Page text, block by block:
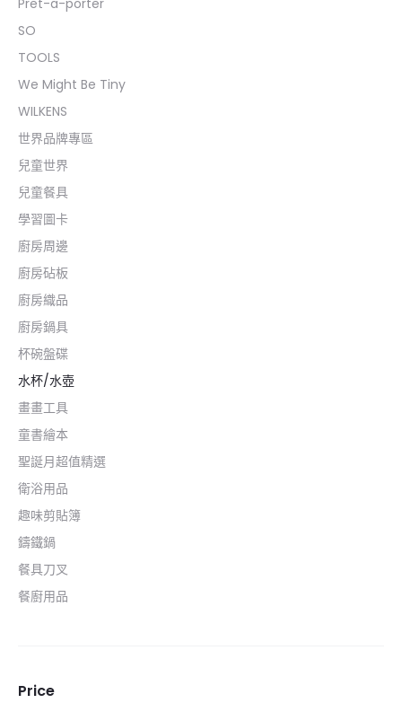
Pret-a-porter
SO
TOOLS
We Might Be Tiny
WILKENS
世界品牌專區
兒童世界
兒童餐具
學習圖卡
廚房周邊
廚房砧板
廚房織品
廚房鍋具
杯碗盤碟
水杯/水壺
畫畫工具
童書繪本
聖誕月超值精選
衛浴用品
趣味剪貼簿
鑄鐵鍋
餐具刀叉
餐廚用品
Price